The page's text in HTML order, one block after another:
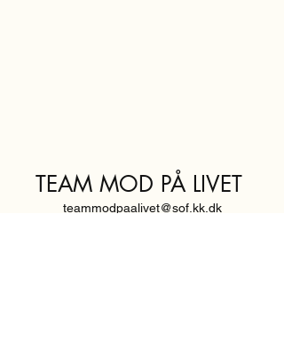
TEAM MOD PÅ LIVET
teammodpaalivet@sof.kk.dk